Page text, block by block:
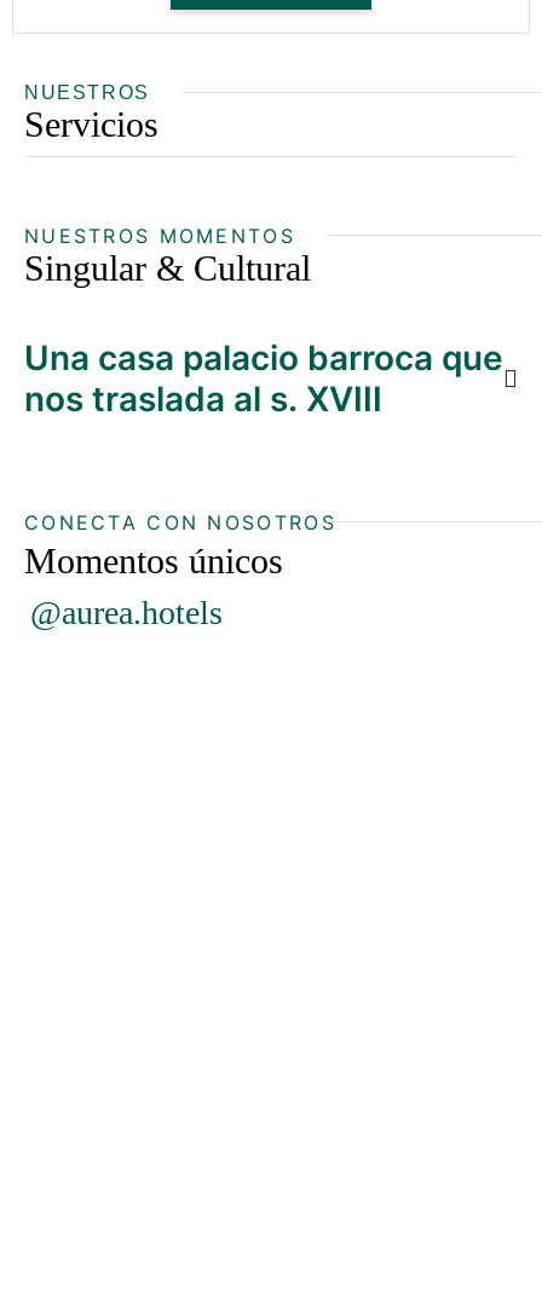
NUESTROS
Servicios
NUESTROS MOMENTOS
Singular & Cultural
Una casa palacio barroca que
nos traslada al s. XVIII
CONECTA CON NOSOTROS
Momentos únicos
@aurea.hotels